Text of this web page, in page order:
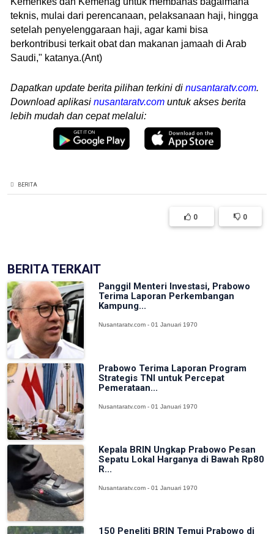
teknis, mulai dari perencanaan, pelaksanaan haji, hingga
setelah penyelenggaraan haji, agar kami bisa
berkontribusi terkait obat dan makanan jamaah di Arab
Saudi," katanya.(Ant)
Dapatkan update berita pilihan terkini di nusantaratv.com.
Download aplikasi nusantaratv.com untuk akses berita
lebih mudah dan cepat melalui:
BERITA
0 0
BERITA TERKAIT
Panggil Menteri Investasi, Prabowo
Terima Laporan Perkembangan
Kampung...
Nusantaratv.com - 01 Januari 1970
Prabowo Terima Laporan Program
Strategis TNI untuk Percepat
Pemerataan...
Nusantaratv.com - 01 Januari 1970
Kepala BRIN Ungkap Prabowo Pesan
Sepatu Lokal Harganya di Bawah Rp80
R...
Nusantaratv.com - 01 Januari 1970
150 Peneliti BRIN Temui Prabowo di